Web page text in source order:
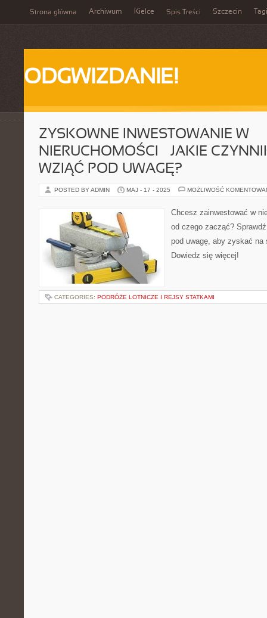
Strona główna Archiwum Kielce Spis Treści Szczecin Tagi
ODGWIZDANIE!
ZYSKOWNE INWESTOWANIE W
NIERUCHOMOŚCI – JAKIE
WZIĄĆ POD UWAGĘ?
POSTED BY ADMIN MAJ - 17 - 2025 MOŻLIWOŚĆ
Chcesz zainwestować w
od czego zacząć?
pod uwagę, aby zyskać na
Dowiedz się więcej!
CATEGORIES: PODRÓŻE LOTNICZE I REJSY STATKAMI